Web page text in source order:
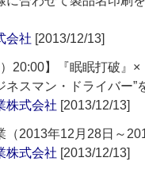
会社 [2013/12/13]
）20:00】『眠眠打破』
ネスマン・ドライバー”
株式会社 [2013/12/13]
（2013年12月28日～
株式会社 [2013/12/13]